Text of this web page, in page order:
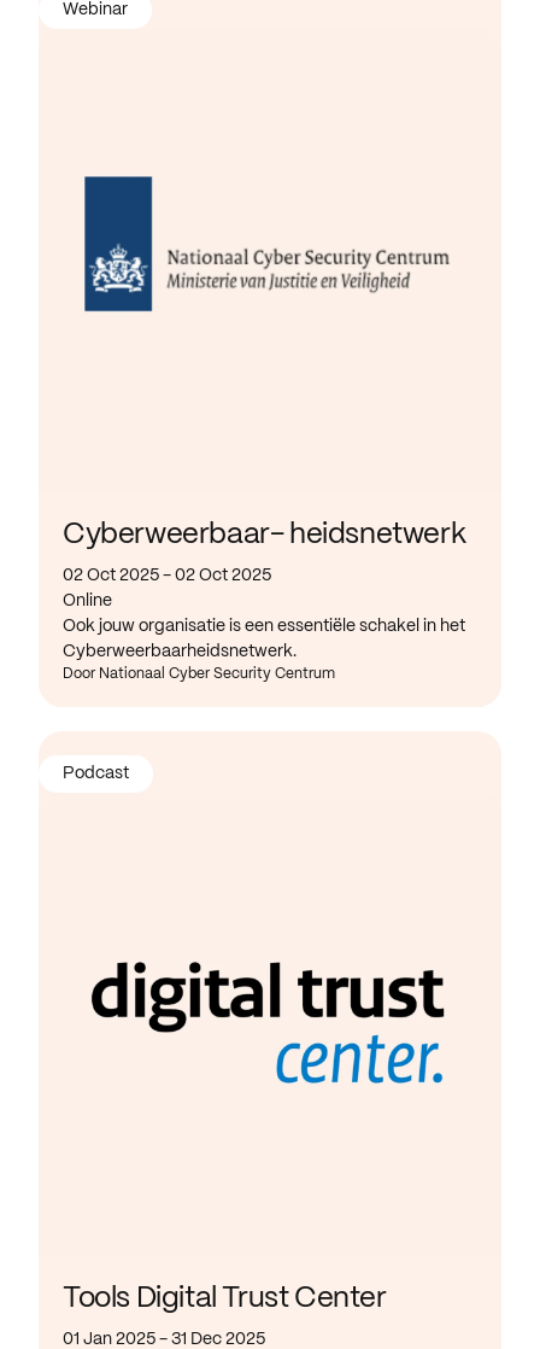
Cyberweerbaar- heidsnetwerk
02 Oct 2025 - 02 Oct 2025
Online
Ook jouw organisatie is een essentiële schakel in het
Cyberweerbaarheidsnetwerk.
Door Nationaal Cyber Security Centrum
Webinar
Tools Digital Trust Center
01 Jan 2025 - 31 Dec 2025
Podcast